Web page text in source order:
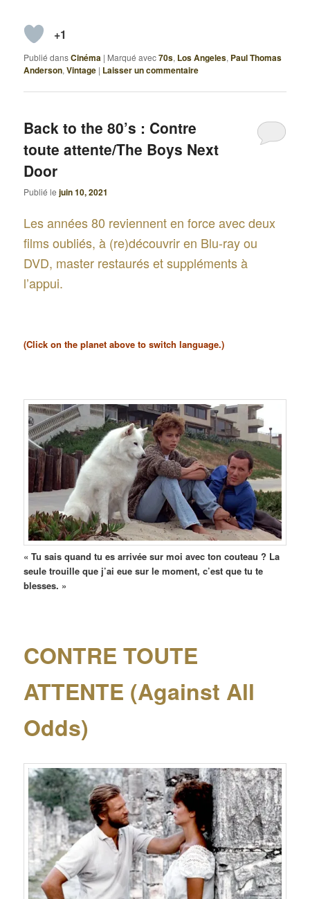
+1
Publié dansCinéma | Marqué avec70s, Los Angeles, Paul Thomas
Anderson,Vintage | Laisser un commentaire
Back to the 80’s : Contre
toute attente/The Boys Next
Door
Publié lejuin 10, 2021
Les années 80 reviennent en force avec deux
films oubliés, à (re)découvrir en Blu-ray ou
DVD, master restaurés et suppléments à
l’appui.
(Click on the planet above to switch language.)
« Tu sais quand tu es arrivée sur moi avec ton couteau ? La
seule trouille que j’ai eue sur le moment, c’est que tu te
blesses. »
CONTRE TOUTE
ATTENTE (Against All
Odds)